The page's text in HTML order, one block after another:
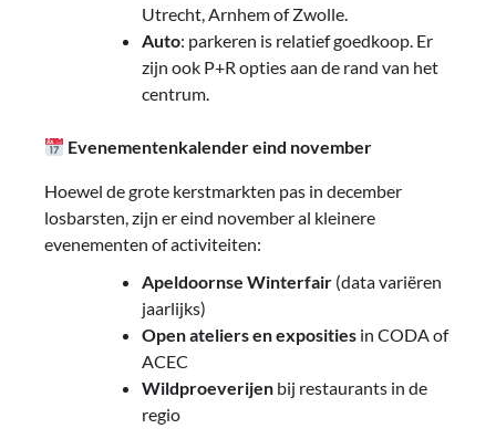
Utrecht, Arnhem of Zwolle.
Auto: parkeren is relatief goedkoop. Er
zijn ook P+R opties aan de rand van het
centrum.
Evenementenkalender eind november
Hoewel de grote kerstmarkten pas in december
losbarsten, zijn er eind november al kleinere
evenementen of activiteiten:
Apeldoornse Winterfair (data variëren
jaarlijks)
Open ateliers en exposities in CODA of
ACEC
Wildproeverijen bij restaurants in de
regio